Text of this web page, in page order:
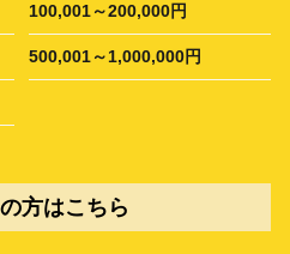
100,001～200,000円
500,001～1,000,000円
方はこちら